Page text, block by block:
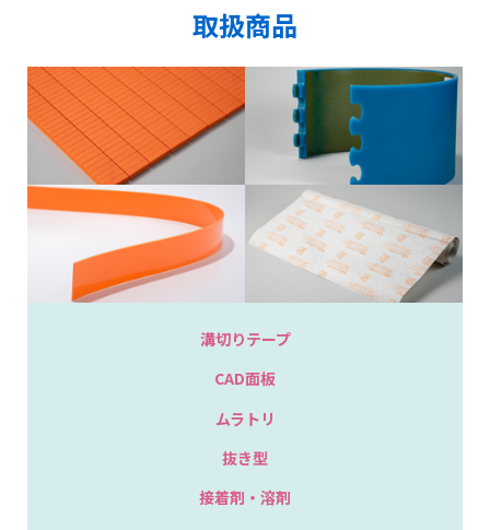
取扱商品
溝切りテープ
CAD面板
ムラトリ
抜き型
接着剤・溶剤